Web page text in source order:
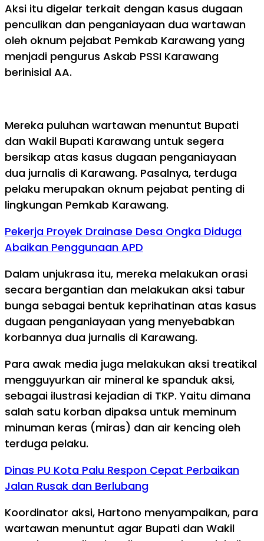
Aksi itu digelar terkait dengan kasus dugaan
penculikan dan penganiayaan dua wartawan
oleh oknum pejabat Pemkab Karawang yang
menjadi pengurus Askab PSSI Karawang
berinisial AA.
Mereka puluhan wartawan menuntut Bupati
dan Wakil Bupati Karawang untuk segera
bersikap atas kasus dugaan penganiayaan
dua jurnalis di Karawang. Pasalnya, terduga
pelaku merupakan oknum pejabat penting di
lingkungan Pemkab Karawang.
Pekerja Proyek Drainase Desa Ongka Diduga
Abaikan Penggunaan APD
Dalam unjukrasa itu, mereka melakukan orasi
secara bergantian dan melakukan aksi tabur
bunga sebagai bentuk keprihatinan atas kasus
dugaan penganiayaan yang menyebabkan
korbannya dua jurnalis di Karawang.
Para awak media juga melakukan aksi treatikal
mengguyurkan air mineral ke spanduk aksi,
sebagai ilustrasi kejadian di TKP. Yaitu dimana
salah satu korban dipaksa untuk meminum
minuman keras (miras) dan air kencing oleh
terduga pelaku.
Dinas PU Kota Palu Respon Cepat Perbaikan
Jalan Rusak dan Berlubang
Koordinator aksi, Hartono menyampaikan, para
wartawan menuntut agar Bupati dan Wakil